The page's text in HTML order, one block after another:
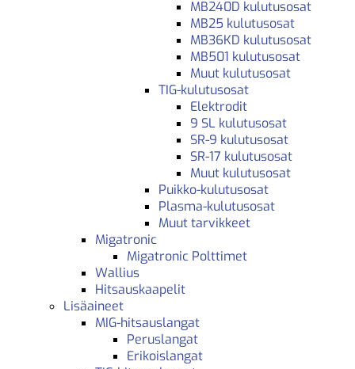
MB240D kulutusosat
MB25 kulutusosat
MB36KD kulutusosat
MB501 kulutusosat
Muut kulutusosat
TIG-kulutusosat
Elektrodit
9 SL kulutusosat
SR-9 kulutusosat
SR-17 kulutusosat
Muut kulutusosat
Puikko-kulutusosat
Plasma-kulutusosat
Muut tarvikkeet
Migatronic
Migatronic Polttimet
Wallius
Hitsauskaapelit
Lisäaineet
MIG-hitsauslangat
Peruslangat
Erikoislangat